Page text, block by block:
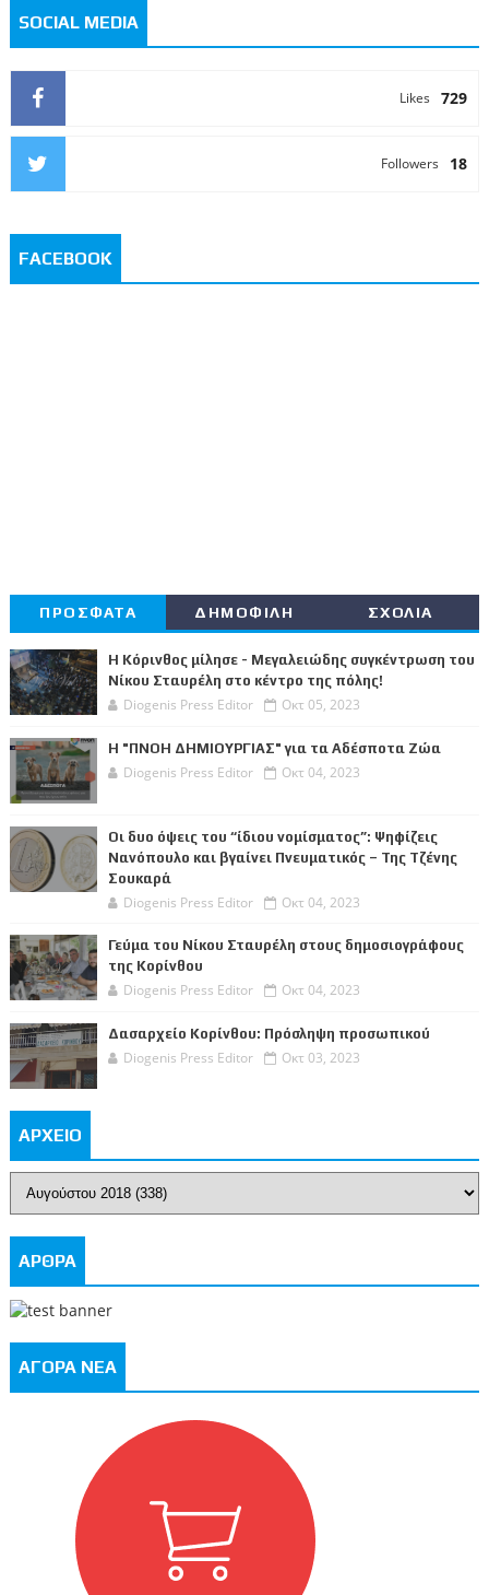
SOCIAL MEDIA
729
Likes
18
Followers
FACEBOOK
ΠΡΟΣΦΑΤΑ ΔΗΜΟΦΙΛΗ ΣΧΟΛΙΑ
Η Κόρινθος μίλησε - Μεγαλειώδης συγκέντρωση του
Νίκου Σταυρέλη στο κέντρο της πόλης!
Diogenis Press Editor Οκτ 05, 2023
Η "ΠΝΟΗ ΔΗΜΙΟΥΡΓΙΑΣ" για τα Αδέσποτα Ζώα
Diogenis Press Editor Οκτ 04, 2023
Οι δυο όψεις του “ίδιου νομίσματος”: Ψηφίζεις
Νανόπουλο και βγαίνει Πνευματικός – Της Τζένης
Σουκαρά
Diogenis Press Editor Οκτ 04, 2023
Γεύμα του Νίκου Σταυρέλη στους δημοσιογράφους
της Κορίνθου
Diogenis Press Editor Οκτ 04, 2023
Δασαρχείο Κορίνθου: Πρόσληψη προσωπικού
Diogenis Press Editor Οκτ 03, 2023
ΑΡΧΕΙΟ
ΑΡΘΡΑ
ΑΓΟΡΑ ΝΕΑ